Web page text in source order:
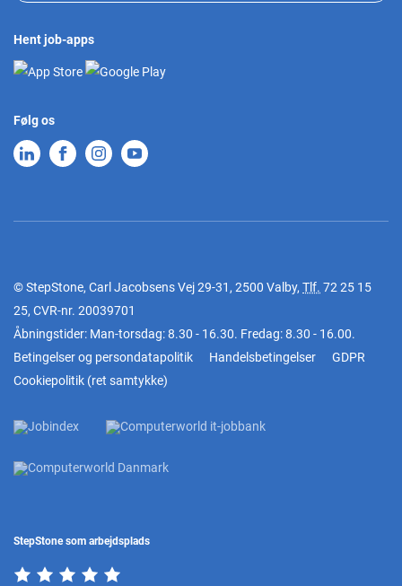
Hent job-apps
Følg os
© StepStone, Carl Jacobsens Vej 29-31, 2500 Valby, Tlf. 72 25 15
25, CVR-nr. 20039701
Åbningstider: Man-torsdag: 8.30 - 16.30. Fredag: 8.30 - 16.00.
Betingelser og persondatapolitik
Handelsbetingelser
GDPR
Cookiepolitik (ret samtykke)
StepStone som arbejdsplads